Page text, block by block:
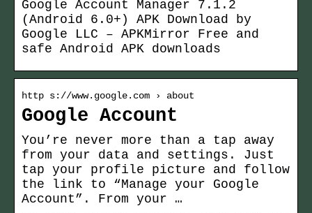
Google Account Manager 7.1.2
(Android 6.0+) APK Download by
Google LLC – APKMirror Free and
safe Android APK downloads
http s://www.google.com › about
Google Account
You’re never more than a tap away
from your data and settings. Just
tap your profile picture and follow
the link to “Manage your Google
Account”. From your …